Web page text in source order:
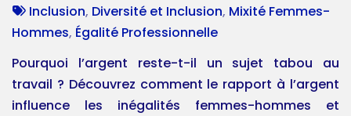
:
par
Tags
:
Inclusion, Diversité et Inclusion, Mixité Femmes-
Hommes, Égalité Professionnelle
Pourquoi l’argent reste-t-il un sujet tabou au
travail ? Découvrez comment le rapport à l’argent
influence les inégalités femmes-hommes et